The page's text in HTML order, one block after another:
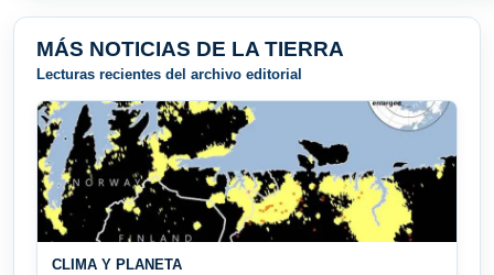
MÁS NOTICIAS DE LA TIERRA
Lecturas recientes del archivo editorial
CLIMA Y PLANETA